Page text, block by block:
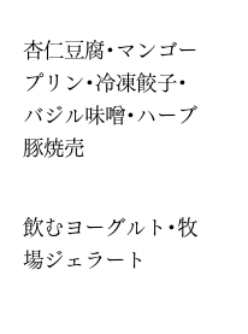
杏仁豆腐・マンゴー
プリン・冷凍餃子・
バジル味噌・ハーブ
豚焼売
飲むヨーグルト・牧
場ジェラート